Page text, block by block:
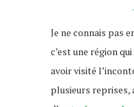
Je ne connais pas
c’est une région
avoir visité
plusieurs reprises,